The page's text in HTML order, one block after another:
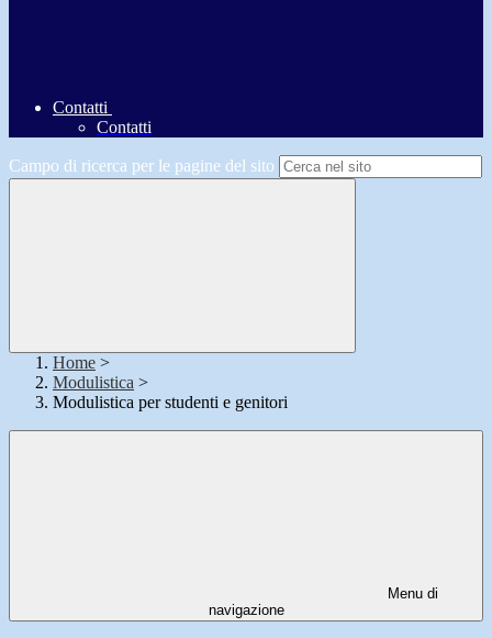
Contatti
Contatti
Campo di ricerca per le pagine del sito
Home >
Modulistica >
Modulistica per studenti e genitori
Menu di
navigazione